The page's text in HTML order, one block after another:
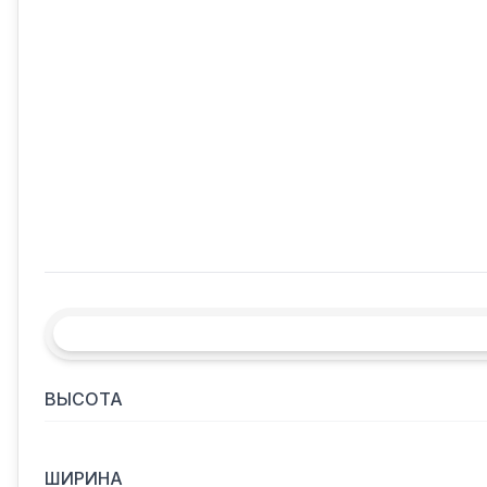
ВЫСОТА
ШИРИНА